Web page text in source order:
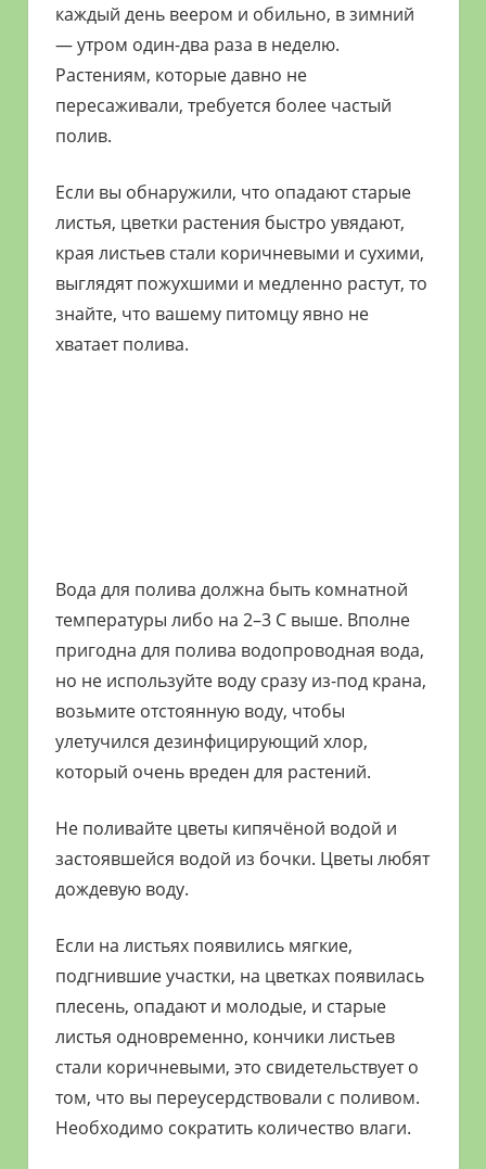
каждый день веером и обильно, в зимний
— утром один-два раза в неделю.
Растениям, которые давно не
пересаживали, требуется более частый
полив.
Если вы обнаружили, что опадают старые
листья, цветки растения быстро увядают,
края листьев стали коричневыми и сухими,
выглядят пожухшими и медленно растут, то
знайте, что вашему питомцу явно не
хватает полива.
Вода для полива должна быть комнатной
температуры либо на 2–3 С выше. Вполне
пригодна для полива водопроводная вода,
но не используйте воду сразу из-под крана,
возьмите отстоянную воду, чтобы
улетучился дезинфицирующий хлор,
который очень вреден для растений.
Не поливайте цветы кипячёной водой и
застоявшейся водой из бочки. Цветы любят
дождевую воду.
Если на листьях появились мягкие,
подгнившие участки, на цветках появилась
плесень, опадают и молодые, и старые
листья одновременно, кончики листьев
стали коричневыми, это свидетельствует о
том, что вы переусердствовали с поливом.
Необходимо сократить количество влаги.